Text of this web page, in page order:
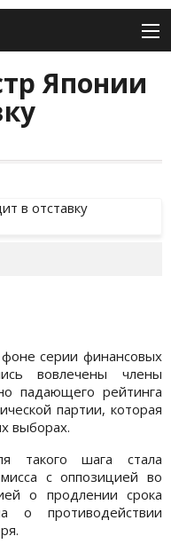
Японии
серии финансовых
вовлечены члены
падающего рейтинга
партии, которая
выборах.
такого шага стала
с оппозицией во
о продлении срока
о противодействии